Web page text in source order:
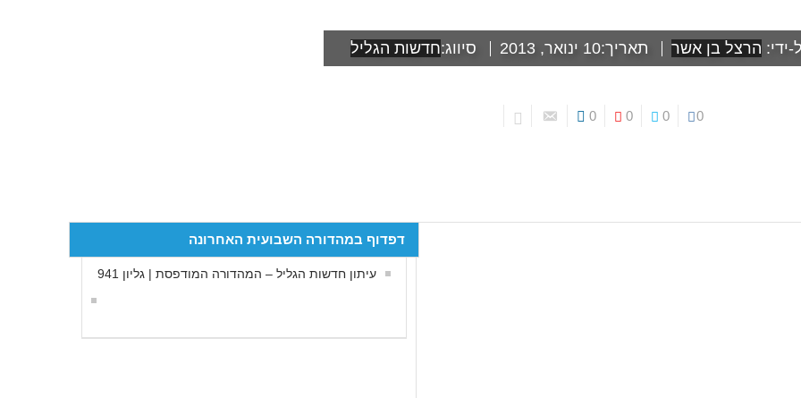
ידי: הרצל בן אשר תאריך:10 ינואר, 2013 סיווג:חדשות הגליל
0
0
0
0
דפדוף במהדורה השבועית האחרונה
עיתון חדשות הגליל – המהדורה המודפסת | גליון 941